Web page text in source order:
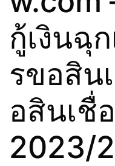
กู้เงินฉุ
รขอสิน
อสินเชื่
2023/